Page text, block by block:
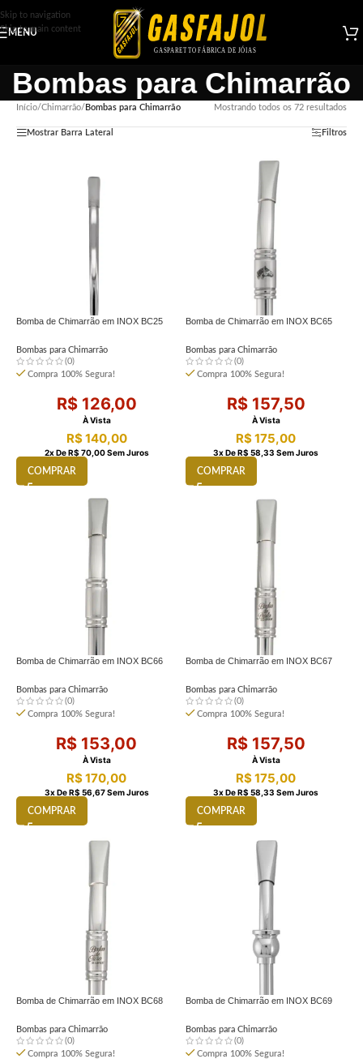
Skip to navigation
Skip to main content
MENU
Bombas para Chimarrão
Início/Chimarrão/ Bombas para Chimarrão Mostrando todos os 72 resultados
Mostrar Barra Lateral Filtros
Bomba de Chimarrão em INOX BC25
Bombas para Chimarrão
(0)
Compra 100% Segura!
R$126,00
À Vista
R$140,00
2X DeR$ 70,00Sem Juros
COMPRAR
Bomba de Chimarrão em INOX BC65
Bombas para Chimarrão
(0)
Compra 100% Segura!
R$157,50
À Vista
R$175,00
3X DeR$ 58,33 Sem Juros
COMPRAR
Bomba de Chimarrão em INOX BC66
Bombas para Chimarrão
(0)
Compra 100% Segura!
R$ 153,00
À Vista
R$170,00
3X DeR$ 56,67Sem Juros
COMPRAR
Bomba de Chimarrão em INOX BC67
Bombas para Chimarrão
(0)
Compra 100% Segura!
R$157,50
À Vista
R$175,00
3X DeR$ 58,33 Sem Juros
COMPRAR
Bomba de Chimarrão em INOX BC68
Bombas para Chimarrão
(0)
Compra 100% Segura!
Bomba de Chimarrão em INOX BC69
Bombas para Chimarrão
(0)
Compra 100% Segura!